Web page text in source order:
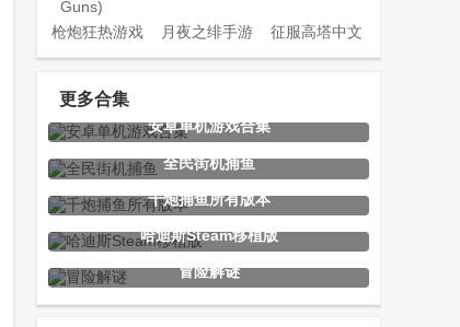
枪炮狂热游戏
(Fan of Guns)
月夜之绯手游
征服高塔中文
无限钻石
我的小花仙无
只有一个真相
狂暴战龙去广
重力回路游戏
陌客捕鱼安卓
更多合集
安卓单机游戏合集
全民街机捕鱼
千炮捕鱼所有版本
哈迪斯Steam移植版
冒险解谜